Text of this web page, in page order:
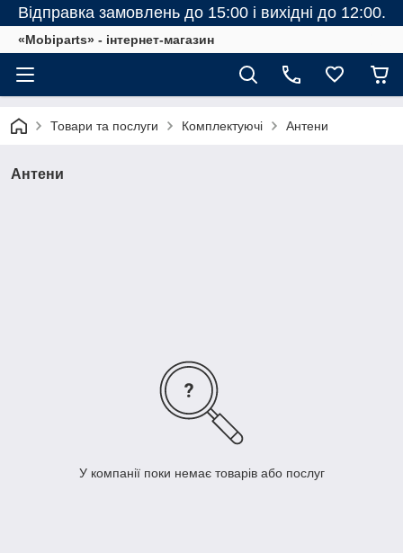
Відправка замовлень до 15:00 і вихідні до 12:00.
«Mobiparts» - інтернет-магазин
Товари та послуги Комплектуючі Антени
Антени
У компанії поки немає товарів або послуг